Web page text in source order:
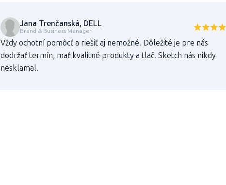
Jana Trenčanská, DELL
Brand & Business Manager
Vždy ochotní pomôcť a riešiť aj nemožné. Dôležité je pre nás
dodržať termín, mať kvalitné produkty a tlač. Sketch nás nikdy
nesklamal.